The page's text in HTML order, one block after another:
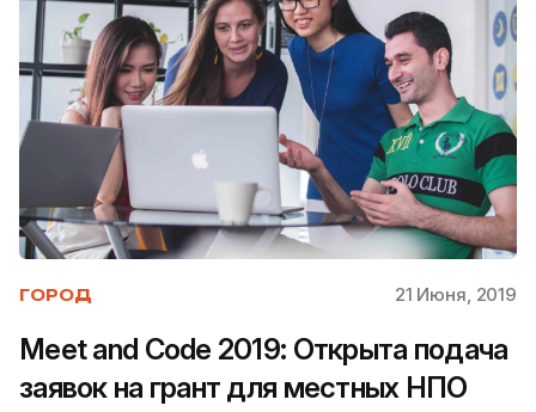
ГОРОД 21 Июня, 2019
Meet and Code 2019: Открыта подача
заявок на грант для местных НПО